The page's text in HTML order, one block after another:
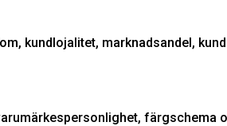
kundlojalitet, marknadsandel,
färgschema